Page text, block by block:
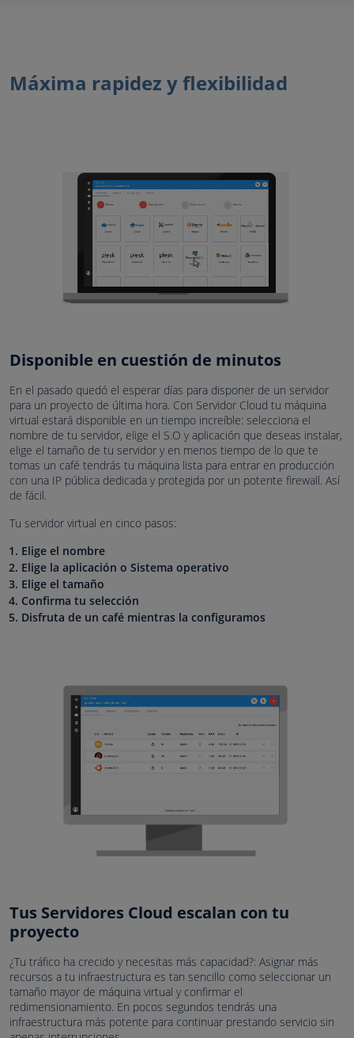
Máxima rapidez y flexibilidad
Disponible en cuestión de minutos
En el pasado quedó el esperar días para disponer de un servidor
para un proyecto de última hora. Con Servidor Cloud tu máquina
virtual estará disponible en un tiempo increíble: selecciona el
nombre de tu servidor, elige el S.O y aplicación que deseas instalar,
elige el tamaño de tu servidor y en menos tiempo de lo que te
tomas un café tendrás tu máquina lista para entrar en producción
con una IP pública dedicada y protegida por un potente firewall. Así
de fácil.
Tu servidor virtual en cinco pasos:
Elige el nombre
Elige la aplicación o Sistema operativo
Elige el tamaño
Confirma tu selección
Disfruta de un café mientras la configuramos
Tus Servidores Cloud escalan con tu
proyecto
¿Tu tráfico ha crecido y necesitas más capacidad?: Asignar más
recursos a tu infraestructura es tan sencillo como seleccionar un
tamaño mayor de máquina virtual y confirmar el
redimensionamiento. En pocos segundos tendrás una
infraestructura más potente para continuar prestando servicio sin